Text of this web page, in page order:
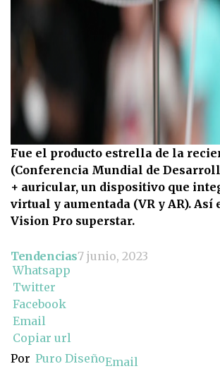
Fue el producto estrella de la
(Conferencia Mundial de
+ auricular, un dispositivo que
virtual y aumentada (VR y AR). Así
Vision Pro superstar.
Tendencias7 junio, 2023
Whatsapp
Twitter
Facebook
Email
Copiar url
Por Puro DiseñoEmail